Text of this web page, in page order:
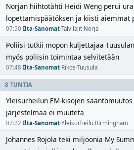
Norjan hiihtotähti Heidi Weng perui
lopettamispäätöksen ja kiisti aiemmat
07:50·Ilta-Sanomat·Talvilajit·Norja
Poliisi tutkii mopon kuljettajaa
myös poliisin toimintaa selvitetään
07:48·Ilta-Sanomat·Rikos·Tuusula
8 TUNTIA
Yleisurheilun EM-kisojen
järjestelmää ei muuteta
07:22·Ilta-Sanomat·Yleisurheilu·Birmingham
Johannes Rojola teki miljoonia My